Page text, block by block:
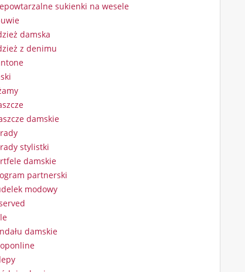
sukienki na wesele
damska
z denimu
damskie
stylistki
damskie
partnerski
modowy
damskie